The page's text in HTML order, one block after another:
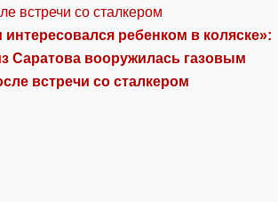
ребенком в коляске»:
Саратова вооружилась газовым
встречи со сталкером